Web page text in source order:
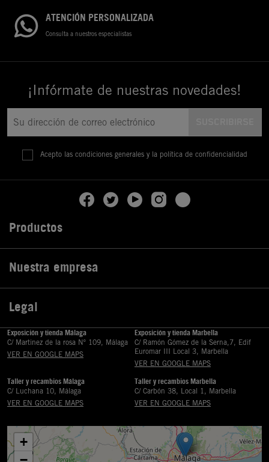
ATENCIÓN PERSONALIZADA
Consulta a nuestros especialistas
¡Infórmate de nuestras novedades!
Acepto las condiciones generales y la política de confidencialidad
Productos
Nuestra empresa
Legal
Exposición y tienda Málaga
C/ Martinez de la rosa Nº 109, Málaga
VER EN GOOGLE MAPS
Exposición y tienda Marbella
C/ Ramón Gómez de la Serna,7, Edif
Euromar III Local 3, Marbella
VER EN GOOGLE MAPS
Taller y recambios Málaga
C/ Luchana 10, Málaga
VER EN GOOGLE MAPS
Taller y recambios Marbella
C/ Carbón 38, Local 1, Marbella
VER EN GOOGLE MAPS
+